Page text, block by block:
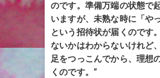
のです。準備万端の状態で
いますが、未熟な時に「や
という招待状が届くのです
ないかはわからないけれど
足をつっこんでから、理想
くのです。”